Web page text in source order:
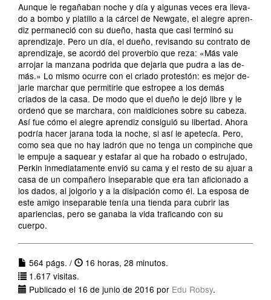
Aunque le regañaban noche y día y algunas veces era lleva­
do a bombo y platillo a la cárcel de Newgate, el alegre apren­
diz permaneció con su dueño, hasta que casi terminó su
aprendizaje. Pero un día, el dueño, revisando su contrato de
aprendizaje, se acordó del proverbio que reza: «Más vale
arrojar la manzana podrida que dejarla que pudra a las de­
más.» Lo mismo ocurre con el criado protestón: es mejor de­
jarle marchar que permitirle que estropee a los demás
criados de la casa. De modo que el dueño le dejó libre y le
ordenó que se marchara, con maldiciones sobre su cabeza.
Así fue cómo el alegre aprendiz consiguió su libertad. Ahora
podría hacer jarana toda la noche, si así le apetecía. Pero,
como sea que no hay ladrón que no tenga un compinche que
le empu­je a saquear y estafar al que ha robado o estrujado,
Perkin in­mediatamente envió su cama y el resto de su ajuar a
casa de un compañero inseparable que era tan aficionado a
los da­dos, al jolgorio y a la disipación como él. La esposa de
este amigo inseparable tenía una tienda para cubrir las
aparien­cias, pero se ganaba la vida traficando con su
cuerpo.
564 págs. /
16 horas, 28 minutos.
1.617 visitas.
Publicado el 16 de junio de 2016 por Edu Robsy.